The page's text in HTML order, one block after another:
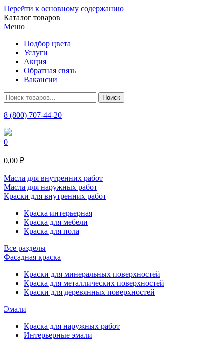
Перейти к основному содержанию
Каталог товаров
Меню
Подбор цвета
Услуги
Акция
Обратная связь
Вакансии
8 (800) 707-44-20
0
0,00 ₽
Масла для внутренних работ
Масла для наружных работ
Краски для внутренних работ
Краска интерьерная
Краска для мебели
Краска для пола
Все разделы
Фасадная краска
Краски для минеральных поверхностей
Краска для металлических поверхностей
Краски для деревянных поверхностей
Эмали
Краска для наружных работ
Интерьерные эмали